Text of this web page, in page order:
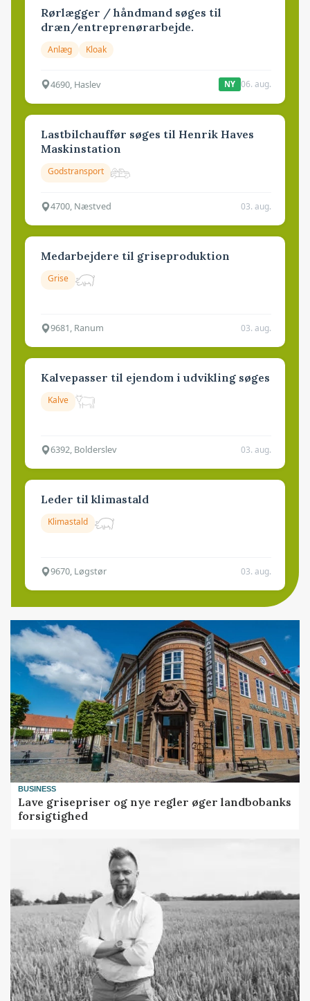
Rørlægger / håndmand søges til
dræn/entreprenørarbejde.
Anlæg Kloak
4690, Haslev NY 06. aug.
Lastbilchauffør søges til Henrik Haves
Maskinstation
Godstransport
4700, Næstved 03. aug.
Medarbejdere til griseproduktion
Grise
9681, Ranum 03. aug.
Kalvepasser til ejendom i udvikling søges
Kalve
6392, Bolderslev 03. aug.
Leder til klimastald
Klimastald
9670, Løgstør 03. aug.
BUSINESS
Lave grisepriser og nye regler øger landbobanks
forsigtighed